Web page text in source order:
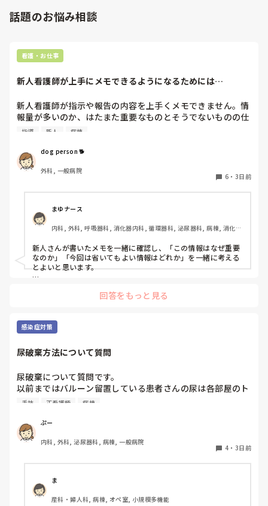
話題のお悩み相談
看護・お仕事
新人看護師が上手にメモできるようになるためには…
新人看護師が指示や報告の内容を上手くメモできません。情
報量が多いのか、はたまた重要なものとそうでないものの仕
分けができないのか…  肝心な事柄を逃してしまいます。何
示・報告するよう皆で努力しています。
指導 新人 病棟
dog person 🐕
外科, 一般病院
6 ・ 3日前
まゆナース
内科, 外科, 呼吸器科, 消化器内科, 循環器科, 泌尿器科, 病棟, 消化器
新人さんが書いたメモを一緒に確認し、「この情報はなぜ重要
なのか」「今回は省いてもよい情報はどれか」を一緒に考える
とよいと思います。
的に照らして振り返ることで、重要度を判断する力が少しずつ
要な内容を選べるよう支援するとよいと思います。
回答をもっと見る
感染症対策
尿破棄方法について質問
尿破棄について質問です。
以前まではバルーン留置している患者さんの尿は各部屋のト
イレに破棄する形でしたが、感染予防上汚物処理室でのみ破
物処理室に持っていくという非効率な方法になってます。尿
破棄人数は10人近くになるので病室と汚物処理室を10往復
する形に。結果尿破棄に時間がかかってます。
ットしワゴン下段に乗せて破棄していき最後まとめて汚物処
理室で破棄してたのでその方法はダメなのか？と疑問抱いて
ます。もちろん汚物見えないようワゴンにカバーする等対策
手技 正看護師 病棟
ぷー
内科, 外科, 泌尿器科, 病棟, 一般病院
4 ・ 3日前
ま
産科・婦人科, 病棟, オペ室, 小規模多機能